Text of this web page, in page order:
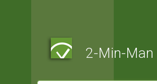
2-Min-Man